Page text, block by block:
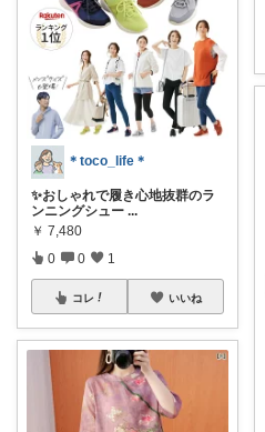
＊toco_life＊
✨おしゃれで履き心地抜群のラ
ンニングシュー ...
￥ 7,480
0 0 1
コレ いいね